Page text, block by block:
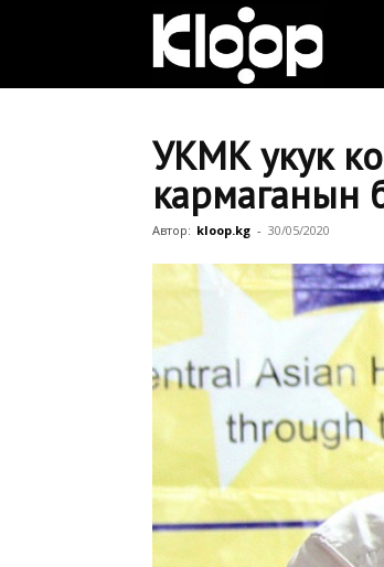
УКМК укук
кармаганын
Автор: kloop.kg - 30/05/2020